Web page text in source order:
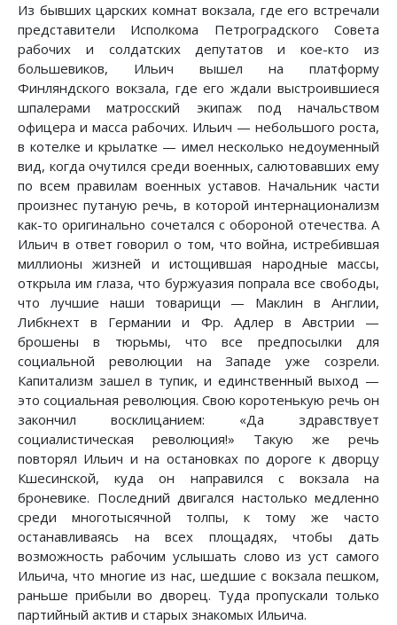
Из бывших царских комнат вокзала, где его встречали
представители Исполкома Петроградского Совета
рабочих и солдатских депутатов и кое-кто из
большевиков, Ильич вышел на платформу
Финляндского вокзала, где его ждали выстроившиеся
шпалерами матросский экипаж под начальством
офицера и масса рабочих. Ильич — небольшого роста,
в котелке и крылатке — имел несколько недоуменный
вид, когда очутился среди военных, салютовавших ему
по всем правилам военных уставов. Начальник части
произнес путаную речь, в которой интернационализм
как-то оригинально сочетался с обороной отечества. А
Ильич в ответ говорил о том, что война, истребившая
миллионы жизней и истощившая народные массы,
открыла им глаза, что буржуазия попрала все свободы,
что лучшие наши товарищи — Маклин в Англии,
Либкнехт в Германии и Фр. Адлер в Австрии —
брошены в тюрьмы, что все предпосылки для
социальной революции на Западе уже созрели.
Капитализм зашел в тупик, и единственный выход —
это социальная революция. Свою коротенькую речь он
закончил восклицанием: «Да здравствует
социалистическая революция!» Такую же речь
повторял Ильич и на остановках по дороге к дворцу
Кшесинской, куда он направился с вокзала на
броневике. Последний двигался настолько медленно
среди многотысячной толпы, к тому же часто
останавливаясь на всех площадях, чтобы дать
возможность рабочим услышать слово из уст самого
Ильича, что многие из нас, шедшие с вокзала пешком,
раньше прибыли во дворец. Туда пропускали только
партийный актив и старых знакомых Ильича.